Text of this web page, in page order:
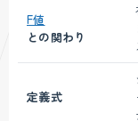
F値
との関わり
定義式